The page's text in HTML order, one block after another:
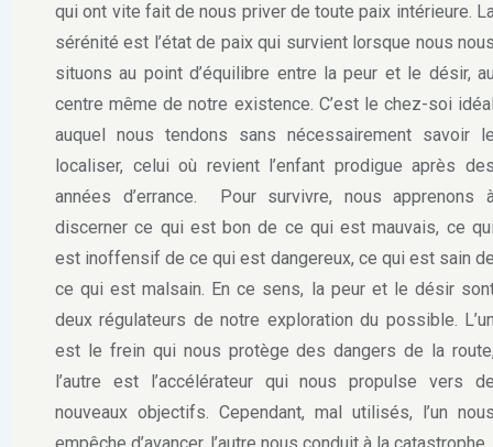
qui ont vite fait de nous priver de toute paix intérieure.
sérénité est l’état de paix qui survient lorsque nous
situons au point d’équilibre entre la peur et le désir,
centre même de notre existence. C’est le chez-soi
auquel nous tendons sans nécessairement savoir
localiser, celui où revient l’enfant prodigue après
années d’errance. Pour survivre, nous apprenons
discerner ce qui est bon de ce qui est mauvais, ce
est inoffensif de ce qui est dangereux, ce qui est sain
ce qui est malsain. En ce sens, la peur et le désir
deux régulateurs de notre exploration du possible.
est le frein qui nous protège des dangers de la
l’autre est l’accélérateur qui nous propulse vers
nouveaux objectifs. Cependant, mal utilisés, l’un